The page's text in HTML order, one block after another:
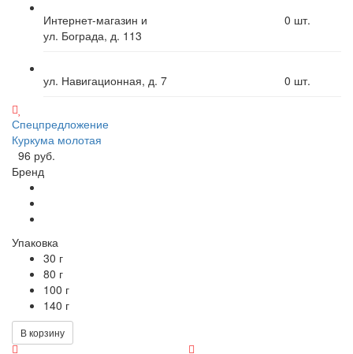
Интернет-магазин и
ул. Бограда, д. 113
0 шт.
ул. Навигационная, д. 7 0 шт.
Спецпредложение
Куркума молотая
96 руб.
Бренд
Упаковка
30 г
80 г
100 г
140 г
В корзину